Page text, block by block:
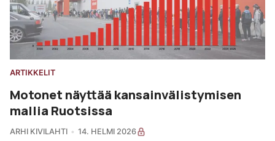
ARTIKKELIT
Motonet näyttää kansainvälistymisen
mallia Ruotsissa
ARHI KIVILAHTI 14. HELMI 2026